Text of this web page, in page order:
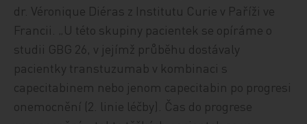
dr. Véronique Diéras z Institutu Curie v Paříži ve
Francii. „U této skupiny pacientek se opíráme o
studii GBG 26, v jejímž průběhu dostávaly
pacientky transtuzumab v kombinaci s
capecitabinem nebo jenom capecitabin po progresi
onemocnění (2. linie léčby). Čas do progrese